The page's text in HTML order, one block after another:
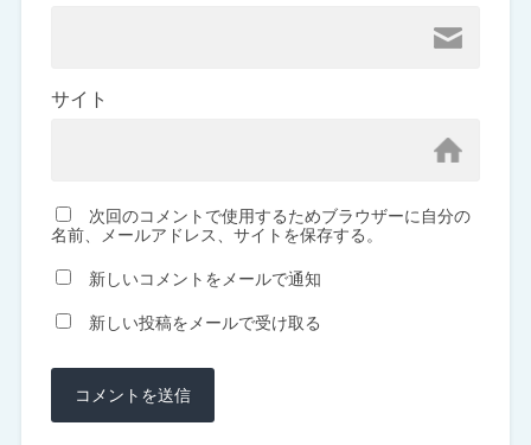
サイト
次回のコメントで使用するためブラウザーに自分の
名前、メールアドレス、サイトを保存する。
新しいコメントをメールで通知
新しい投稿をメールで受け取る